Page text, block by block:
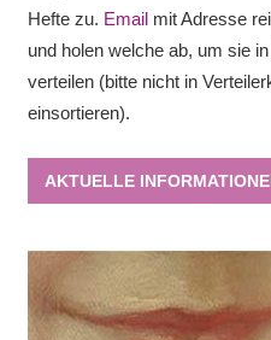
Hefte zu. Emailmit Adresse
und holen welche ab, um sie
verteilen (bitte nicht in
einsortieren).
AKTUELLE